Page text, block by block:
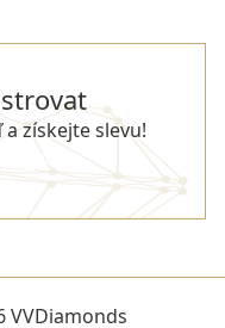
získejte slevu!
SE
VVDiamonds